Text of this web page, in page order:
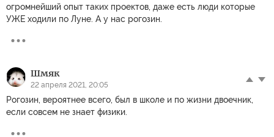
огромнейший опыт таких проектов, даже есть люди которые
УЖЕ ходили по Луне. А у нас рогозин.
Шмяк
22 апреля 2021, 20:05
Рогозин, вероятнее всего, был в школе и по жизни двоечник,
если совсем не знает физики.